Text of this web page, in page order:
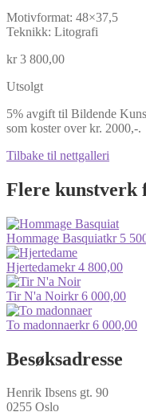
Motivformat: 48×37,5
Teknikk: Litografi
kr3 800,00
Utsolgt
5% avgift til Bildende
som koster over kr. 2000,-.
Tilbake til nettgalleri
Flere kunstverk
Hommage Basquiatkr5
Hjertedamekr4 800,00
Tir N'a Noirkr6 000,00
To madonnaerkr6 000,00
Besøksadresse
Henrik Ibsens gt. 90
0255 Oslo